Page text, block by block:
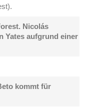
Nicolás
Yates aufgrund einer
kommt für